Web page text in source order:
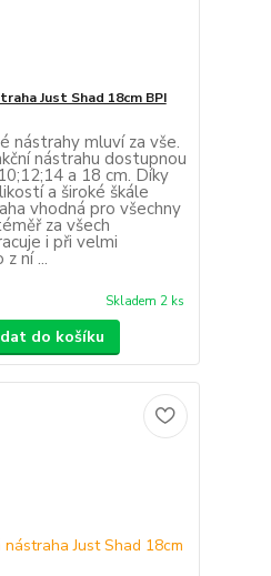
Just Shad 18cm BPI
nástrahy mluví za vše.
nástrahu dostupnou
a 18 cm. Díky
a široké škále
vhodná pro všechny
za všech
i při velmi
ní ...
Skladem 2 ks
do košíku